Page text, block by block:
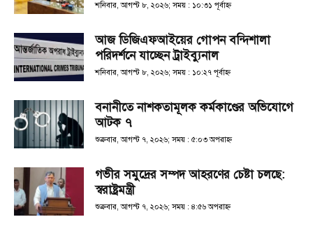
শনিবার, আগস্ট ৮, ২০২৬; সময় : ১০:৩১ পূর্বাহ্ণ
আজ ডিজিএফআইয়ের গোপন বন্দিশালা
পরিদর্শনে যাচ্ছেন ট্রাইব্যুনাল
শনিবার, আগস্ট ৮, ২০২৬; সময় : ১০:২৭ পূর্বাহ্ণ
বনানীতে নাশকতামূলক কর্মকাণ্ডের অভিযোগে
আটক ৭
শুক্রবার, আগস্ট ৭, ২০২৬; সময় : ৫:০৩ অপরাহ্ণ
গভীর সমুদ্রের সম্পদ আহরণের চেষ্টা চলছে:
স্বরাষ্ট্রমন্ত্রী
শুক্রবার, আগস্ট ৭, ২০২৬; সময় : ৪:৫৬ অপরাহ্ণ